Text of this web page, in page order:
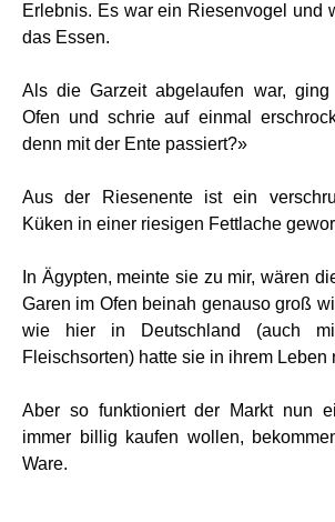
Erlebnis. Es war ein Riesenvogel und
das Essen.
Als die Garzeit abgelaufen war,
Ofen und schrie auf einmal
denn mit der Ente passiert?»
Aus der Riesenente ist ein
Küken in einer riesigen Fettlache
In Ägypten, meinte sie zu mir, wären
Garen im Ofen beinah genauso groß
wie hier in Deutschland (auch
Fleischsorten) hatte sie in ihrem Leben
Aber so funktioniert der Markt nun
immer billig kaufen wollen,
Ware.